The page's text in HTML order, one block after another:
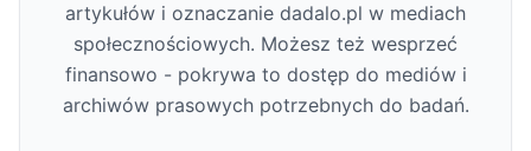
artykułów i oznaczanie dadalo.pl w mediach
społecznościowych. Możesz też wesprzeć
finansowo - pokrywa to dostęp do mediów i
archiwów prasowych potrzebnych do badań.